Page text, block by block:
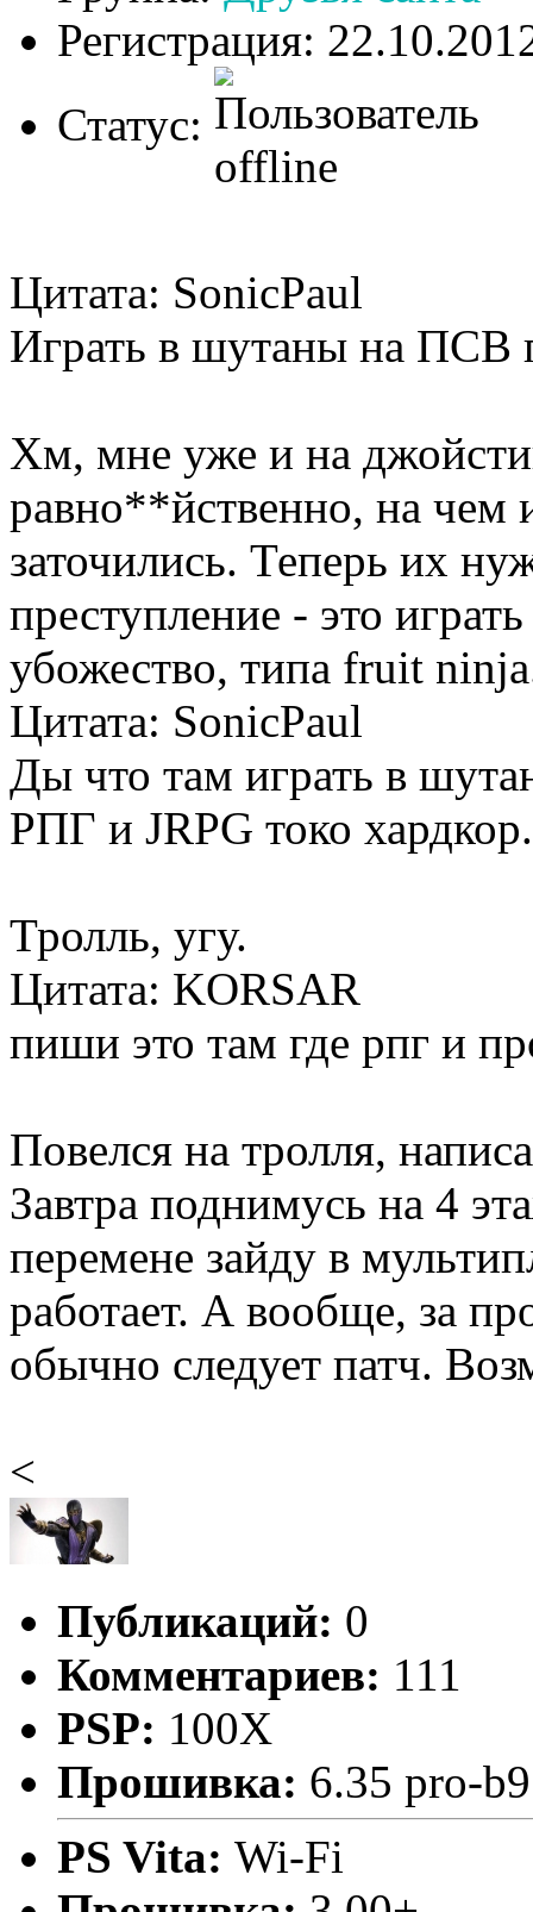
Регистрация:
Статус:
Цитата: SonicPaul
Играть в шутаны на ПСВ
Хм, мне уже и на
равно**йственно, на чем
заточились. Теперь их
преступление - это
убожество, типа fruit
Цитата: SonicPaul
Ды что там играть в
РПГ и JRPG токо хардкор.
Тролль, угу.
Цитата: KORSAR
пиши это там где рпг и
Повелся на тролля,
Завтра поднимусь на 4
перемене зайду в
работает. А вообще, за
обычно следует патч.
<
Публикаций: 0
Комментариев: 111
PSP: 100X
Прошивка: 6.35 pro-b9
PS Vita: Wi-Fi